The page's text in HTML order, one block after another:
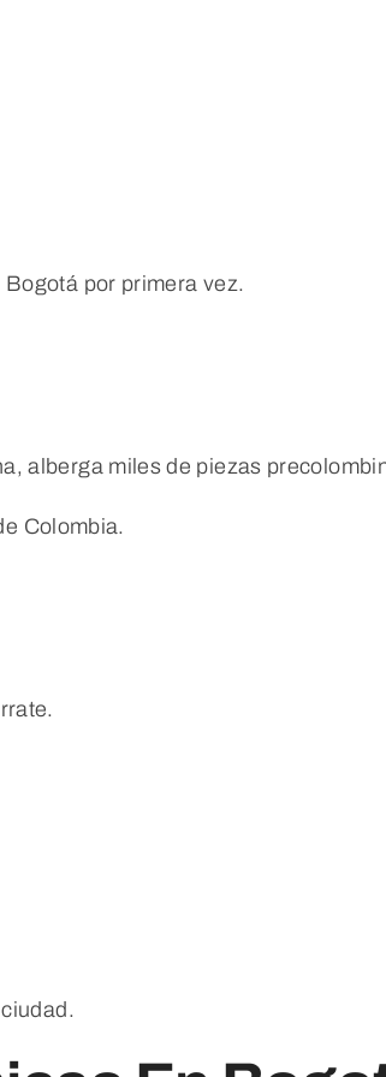
por primera vez.
alberga miles de piezas
Colombia.